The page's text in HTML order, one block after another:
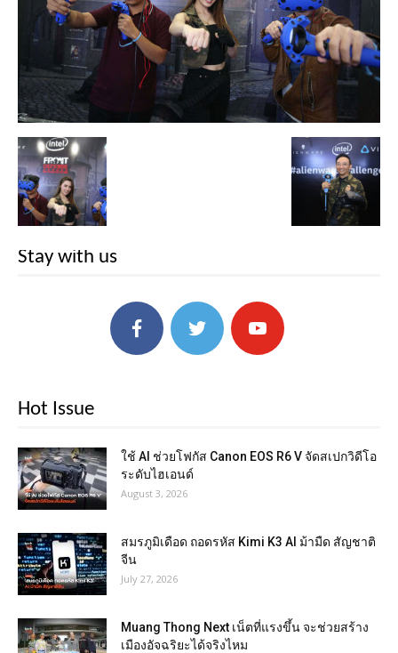
Stay with us
Hot Issue
ใช้ AI ช่วยโฟกัส Canon EOS R6 V จัดสเปกวิดีโอ
ระดับไฮเอนด์
August 3, 2026
สมรภูมิเดือด ถอดรหัส Kimi K3 AI ม้ามืด สัญชาติ
จีน
July 27, 2026
Muang Thong Next เน็ตที่แรงขึ้น จะช่วยสร้าง
เมืองอัจฉริยะได้จริงไหม